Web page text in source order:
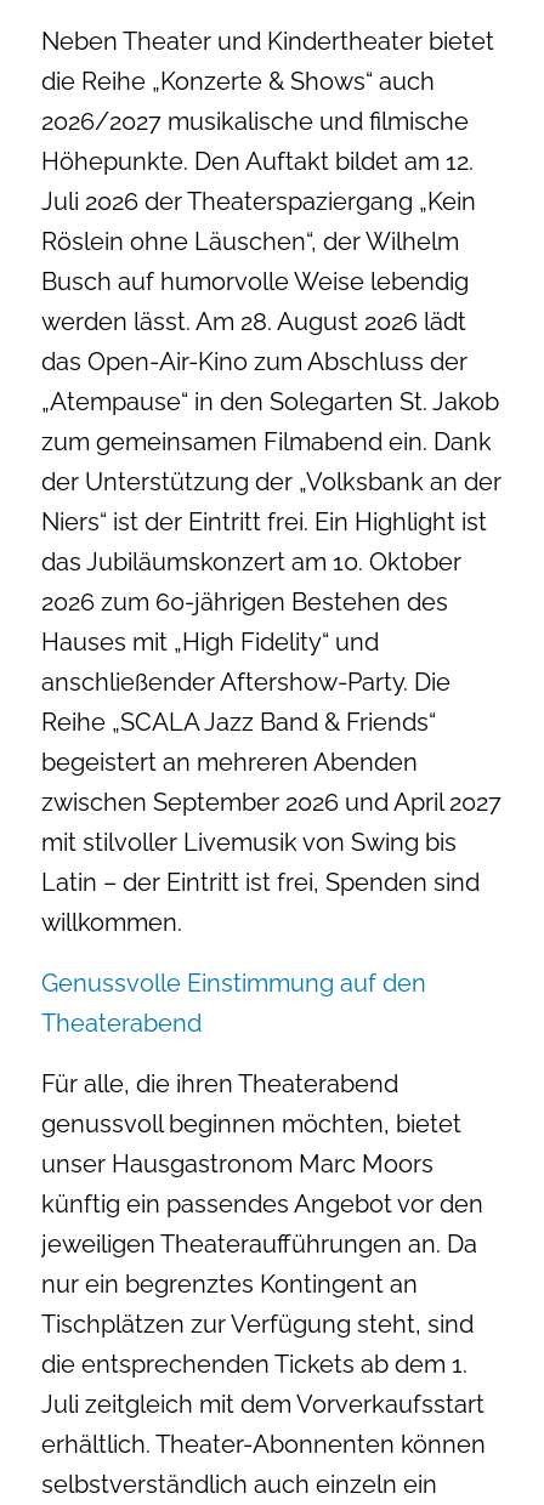
Neben Theater und Kindertheater bietet
die Reihe „Konzerte & Shows“ auch
2026/2027 musikalische und filmische
Höhepunkte. Den Auftakt bildet am 12.
Juli 2026 der Theaterspaziergang „Kein
Röslein ohne Läuschen“, der Wilhelm
Busch auf humorvolle Weise lebendig
werden lässt. Am 28. August 2026 lädt
das Open-Air-Kino zum Abschluss der
„Atempause“ in den Solegarten St. Jakob
zum gemeinsamen Filmabend ein. Dank
der Unterstützung der „Volksbank an der
Niers“ ist der Eintritt frei. Ein Highlight ist
das Jubiläumskonzert am 10. Oktober
2026 zum 60-jährigen Bestehen des
Hauses mit „High Fidelity“ und
anschließender Aftershow-Party. Die
Reihe „SCALA Jazz Band & Friends“
begeistert an mehreren Abenden
zwischen September 2026 und April 2027
mit stilvoller Livemusik von Swing bis
Latin – der Eintritt ist frei, Spenden sind
willkommen.
Genussvolle Einstimmung auf den
Theaterabend
Für alle, die ihren Theaterabend
genussvoll beginnen möchten, bietet
unser Hausgastronom Marc Moors
künftig ein passendes Angebot vor den
jeweiligen Theateraufführungen an. Da
nur ein begrenztes Kontingent an
Tischplätzen zur Verfügung steht, sind
die entsprechenden Tickets ab dem 1.
Juli zeitgleich mit dem Vorverkaufsstart
erhältlich. Theater-Abonnenten können
selbstverständlich auch einzeln ein